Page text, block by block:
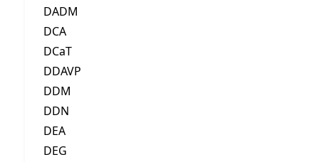
DADM
DCA
DCaT
DDAVP
DDM
DDN
DEA
DEG